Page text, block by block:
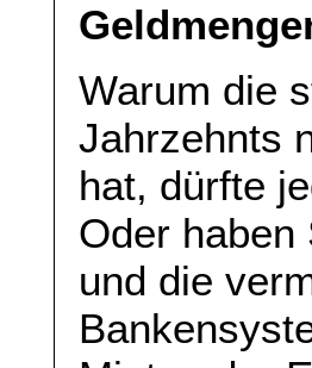
Warum die
Jahrzehnts
hat, dürfte
Oder haben
und die